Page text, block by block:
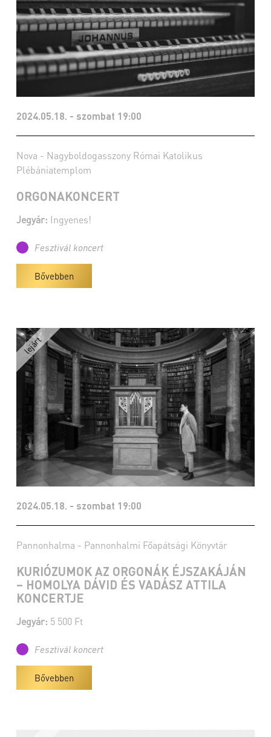
2024.05.18. - szombat 19:00
Nova - Nagyboldogasszony Római Katolikus
Plébániatemplom
ORGONAKONCERT
Jegyár: Ingyenes!
Fesztivál koncert
Bővebben
2024.05.18. - szombat 19:00
Pannonhalma - Pannonhalmi Főapátsági Könyvtár
KURIÓZUMOK AZ ORGONÁK ÉJSZAKÁJÁN
– HOMOLYA DÁVID ÉS VADÁSZ ATTILA
KONCERTJE
Jegyár: 5 500 Ft
Fesztivál koncert
Bővebben